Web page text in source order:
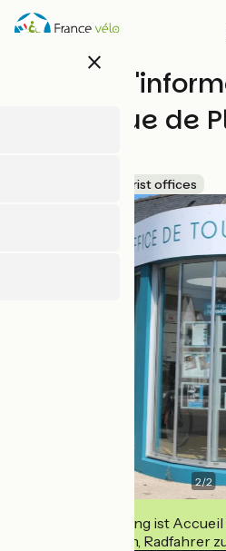
Direkt
zum
close
Bureau
touristique de
Tourist offices
2/2
Diese Einrichtung ist
verpflichtet sich, Radfahrer